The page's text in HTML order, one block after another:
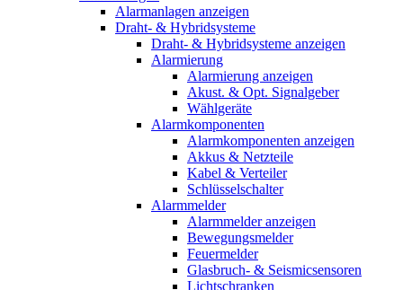
Alarmanlagen anzeigen
Draht- & Hybridsysteme
Draht- & Hybridsysteme anzeigen
Alarmierung
Alarmierung anzeigen
Akust. & Opt. Signalgeber
Wählgeräte
Alarmkomponenten
Alarmkomponenten anzeigen
Akkus & Netzteile
Kabel & Verteiler
Schlüsselschalter
Alarmmelder
Alarmmelder anzeigen
Bewegungsmelder
Feuermelder
Glasbruch- & Seismicsensoren
Lichtschranken